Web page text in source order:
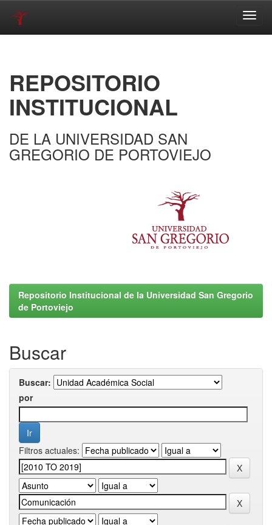
REPOSITORIO
INSTITUCIONAL
DE LA UNIVERSIDAD SAN
GREGORIO DE PORTOVIEJO
Repositorio Institucional de la Universidad San Gregorio
de Portoviejo
Buscar
Buscar:
por
Filtros actuales: